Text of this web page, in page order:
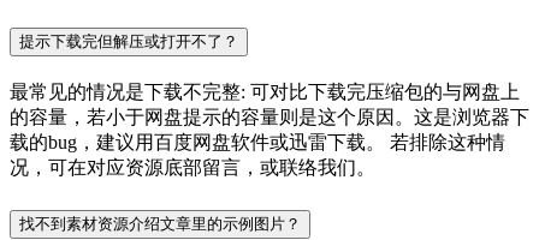
提示下载完但解压或打开不了？
最常见的情况是下载不完整: 可对比下载完压缩包的与网盘上
的容量，若小于网盘提示的容量则是这个原因。这是浏览器下
载的bug，建议用百度网盘软件或迅雷下载。 若排除这种情
况，可在对应资源底部留言，或联络我们。
找不到素材资源介绍文章里的示例图片？